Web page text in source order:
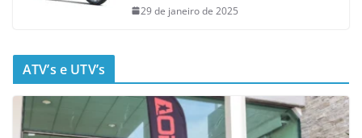
29 de janeiro de 2025
ATV’s e UTV’s